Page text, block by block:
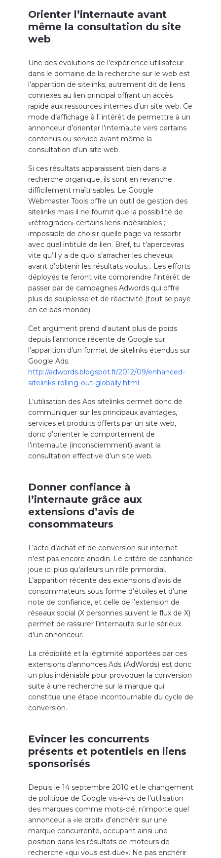
Orienter l’internaute avant
même la consultation du site
web
Une des évolutions de l’expérience utilisateur
dans le domaine de la recherche sur le web est
l’apparition de sitelinks, autrement dit de liens
connexes au lien principal offrant un accès
rapide aux ressources internes d’un site web. Ce
mode d’affichage à l’ intérêt de permettre à un
annonceur d’orienter l’internaute vers certains
contenus ou service avant même la
consultation d’un site web.
Si ces résultats apparaissent bien dans la
recherche organique, ils sont en revanche
difficilement maîtrisables. Le Google
Webmaster Tools offre un outil de gestion des
sitelinks mais il ne fournit que la possibilité de
«rétrograder» certains liens indésirables ;
impossible de choisir quelle page va ressortir
avec quel intitulé de lien. Bref, tu t’apercevras
vite qu’il y a de quoi s’arracher les cheveux
avant d’obtenir les résultats voulus… Les efforts
déployés te feront vite comprendre l’intérêt de
passer par de campagnes Adwords qui offre
plus de souplesse et de réactivité (tout se paye
en ce bas monde).
Cet argument prend d’autant plus de poids
depuis l’annonce récente de Google sur
l’apparition d’un format de sitelinks étendus sur
Google Ads.
http://adwords.blogspot.fr/2012/09/enhanced-
sitelinks-rolling-out-globally.html
L’utilisation des Ads sitelinks permet donc de
communiquer sur les principaux avantages,
services et produits offerts par un site web,
donc d’orienter le comportement de
l’internaute (inconsciemment) avant la
consultation effective d’un site web.
Donner confiance à
l’internaute grâce aux
extensions d’avis de
consommateurs
L’acte d’achat et de conversion sur internet
n’est pas encore anodin. Le critère de confiance
joue ici plus qu’ailleurs un rôle primordial.
L’apparition récente des extensions d’avis de
consommateurs sous forme d’étoiles et d’une
note de confiance, et celle de l’extension de
réseaux social (X personnes suivent le flux de X)
permet de rassurer l’internaute sur le sérieux
d’un annonceur.
La crédibilité et la légitimité apportées par ces
extensions d’annonces Ads (AdWords) est donc
un plus indéniable pour provoquer la conversion
suite à une recherche sur la marque qui
constitue une étape incontournable du cycle de
conversion.
Evincer les concurrents
présents et potentiels en liens
sponsorisés
Depuis le 14 septembre 2010 et le changement
de politique de Google vis-à-vis de l’utilisation
des marques comme mots-clé, n’importe quel
annonceur a «le droit» d’enchérir sur une
marque concurrente, occupant ainsi une
position dans les résultats de moteurs de
recherche «qui vous est due». Ne pas enchérir